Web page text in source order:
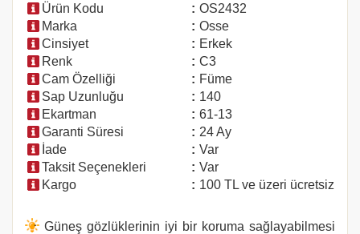
Ürün Kodu : OS2432
Marka
: Osse
Cinsiyet
: Erkek
Renk
: C3
Cam Özelliği
: Füme
Sap Uzunluğu
: 140
Ekartman
: 61-13
Garanti Süresi
: 24 Ay
İade
: Var
Taksit Seçenekleri
: Var
Kargo
: 100 TL ve üzeri ücretsiz
Güneş gözlüklerinin iyi bir koruma sağlayabilmesi